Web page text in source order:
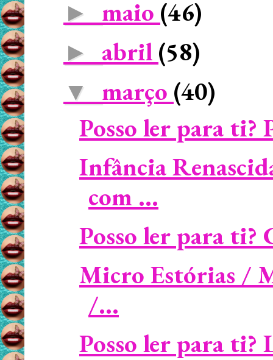
► maio (46)
► abril (58)
▼ março (40)
Posso ler para ti?
Infância
com ...
Posso ler para ti?
Micro Estórias /
/...
Posso ler para ti?